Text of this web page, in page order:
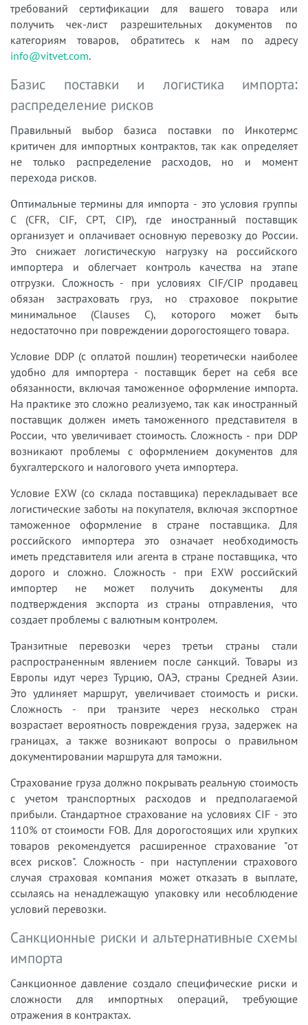
требований сертификации для вашего товара или
получить чек-лист разрешительных документов по
категориям товаров, обратитесь к нам по адресу
info@vitvet.com.
Базис поставки и логистика импорта:
распределение рисков
Правильный выбор базиса поставки по Инкотермс
критичен для импортных контрактов, так как определяет
не только распределение расходов, но и момент
перехода рисков.
Оптимальные термины для импорта - это условия группы
C (CFR, CIF, CPT, CIP), где иностранный поставщик
организует и оплачивает основную перевозку до России.
Это снижает логистическую нагрузку на российского
импортера и облегчает контроль качества на этапе
отгрузки. Сложность - при условиях CIF/CIP продавец
обязан застраховать груз, но страховое покрытие
минимальное (Clauses C), которого может быть
недостаточно при повреждении дорогостоящего товара.
Условие DDP (с оплатой пошлин) теоретически наиболее
удобно для импортера - поставщик берет на себя все
обязанности, включая таможенное оформление импорта.
На практике это сложно реализуемо, так как иностранный
поставщик должен иметь таможенного представителя в
России, что увеличивает стоимость. Сложность - при DDP
возникают проблемы с оформлением документов для
бухгалтерского и налогового учета импортера.
Условие EXW (со склада поставщика) перекладывает все
логистические заботы на покупателя, включая экспортное
таможенное оформление в стране поставщика. Для
российского импортера это означает необходимость
иметь представителя или агента в стране поставщика, что
дорого и сложно. Сложность - при EXW российский
импортер не может получить документы для
подтверждения экспорта из страны отправления, что
создает проблемы с валютным контролем.
Транзитные перевозки через третьи страны стали
распространенным явлением после санкций. Товары из
Европы идут через Турцию, ОАЭ, страны Средней Азии.
Это удлиняет маршрут, увеличивает стоимость и риски.
Сложность - при транзите через несколько стран
возрастает вероятность повреждения груза, задержек на
границах, а также возникают вопросы о правильном
документировании маршрута для таможни.
Страхование груза должно покрывать реальную стоимость
с учетом транспортных расходов и предполагаемой
прибыли. Стандартное страхование на условиях CIF - это
110% от стоимости FOB. Для дорогостоящих или хрупких
товаров рекомендуется расширенное страхование "от
всех рисков". Сложность - при наступлении страхового
случая страховая компания может отказать в выплате,
ссылаясь на ненадлежащую упаковку или несоблюдение
условий перевозки.
Санкционные риски и альтернативные схемы
импорта
Санкционное давление создало специфические риски и
сложности для импортных операций, требующие
отражения в контрактах.